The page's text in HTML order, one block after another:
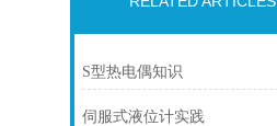
S型热电偶知识
伺服式液位计实践